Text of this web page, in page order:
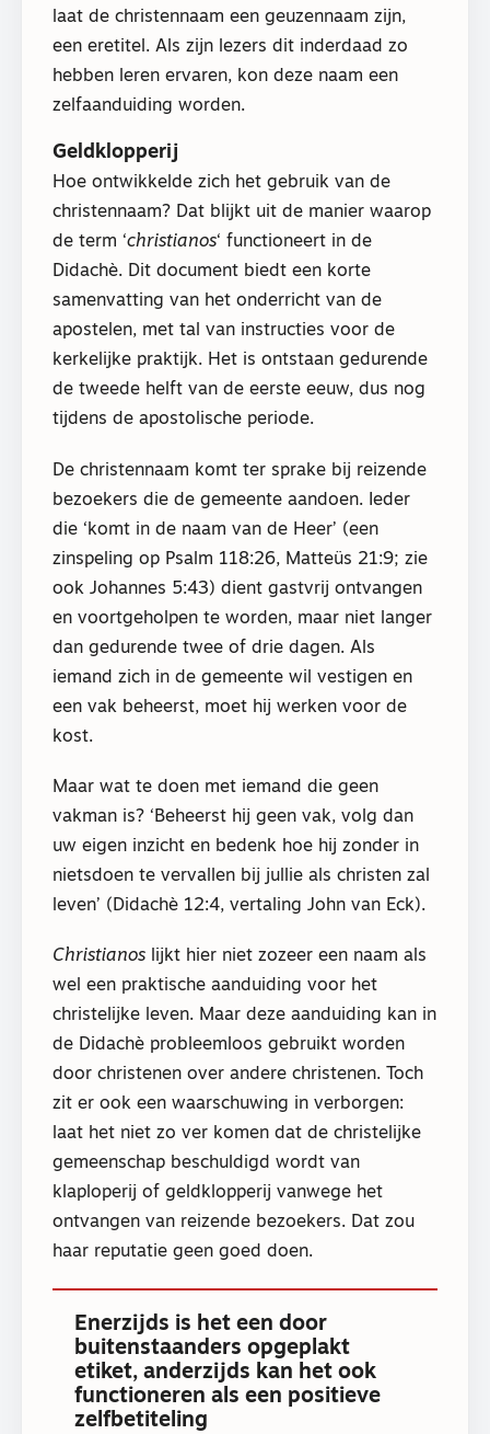
laat de christennaam een geuzennaam zijn,
een eretitel. Als zijn lezers dit inderdaad zo
hebben leren ervaren, kon deze naam een
zelfaanduiding worden.
Geldklopperij
Hoe ontwikkelde zich het gebruik van de
christennaam? Dat blijkt uit de manier waarop
de term ‘christianos‘ functioneert in de
Didachè. Dit document biedt een korte
samenvatting van het onderricht van de
apostelen, met tal van instructies voor de
kerkelijke praktijk. Het is ontstaan gedurende
de tweede helft van de eerste eeuw, dus nog
tijdens de apostolische periode.
De christennaam komt ter sprake bij reizende
bezoekers die de gemeente aandoen. Ieder
die ‘komt in de naam van de Heer’ (een
zinspeling op Psalm 118:26, Matteüs 21:9; zie
ook Johannes 5:43) dient gastvrij ontvangen
en voortgeholpen te worden, maar niet langer
dan gedurende twee of drie dagen. Als
iemand zich in de gemeente wil vestigen en
een vak beheerst, moet hij werken voor de
kost.
Maar wat te doen met iemand die geen
vakman is? ‘Beheerst hij geen vak, volg dan
uw eigen inzicht en bedenk hoe hij zonder in
nietsdoen te vervallen bij jullie als christen zal
leven’ (Didachè 12:4, vertaling John van Eck).
Christianos lijkt hier niet zozeer een naam als
wel een praktische aanduiding voor het
christelijke leven. Maar deze aanduiding kan in
de Didachè probleemloos gebruikt worden
door christenen over andere christenen. Toch
zit er ook een waarschuwing in verborgen:
laat het niet zo ver komen dat de christelijke
gemeenschap beschuldigd wordt van
klaploperij of geldklopperij vanwege het
ontvangen van reizende bezoekers. Dat zou
haar reputatie geen goed doen.
Enerzijds is het een door
buitenstaanders opgeplakt
etiket, anderzijds kan het ook
functioneren als een positieve
zelfbetiteling